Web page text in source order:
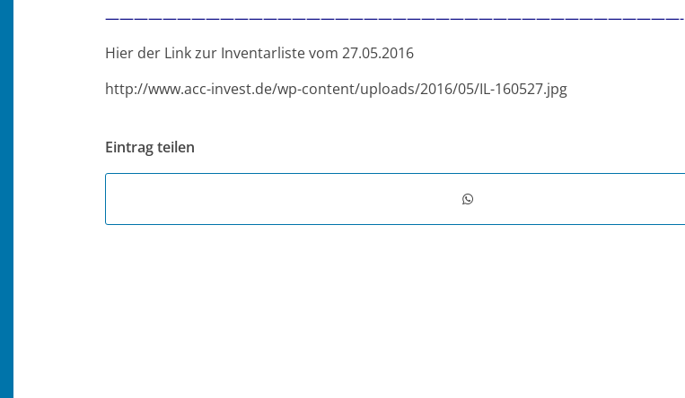
————————————————————————————————————————-
Hier der Link zur Inventarliste vom 27.05.2016
http://www.acc-invest.de/wp-content/uploads/2016/05/IL-160527.jpg
Eintrag teilen